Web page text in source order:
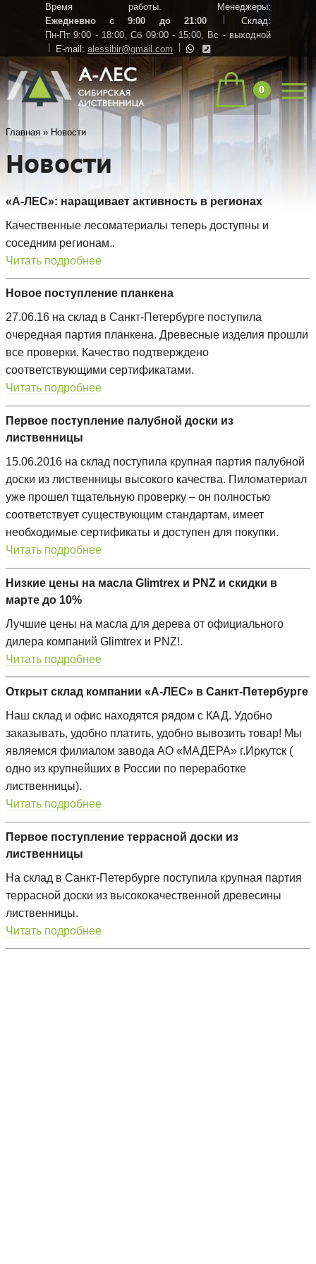
Время работы. Менеджеры:
Ежедневно с 9:00 до 21:00
Склад:
Пн-Пт 9:00 - 18:00, Сб 09:00 - 15:00, Вс - выходной
E-mail: alessibir@gmail.com
0
Главная » Новости
Новости
«А-ЛЕС»: наращивает активность в регионах
Качественные лесоматериалы теперь доступны и
соседним регионам..
Читать подробнее
Новое поступление планкена
27.06.16 на склад в Санкт-Петербурге поступила
очередная партия планкена. Древесные изделия прошли
все проверки. Качество подтверждено
соответствующими сертификатами.
Читать подробнее
Первое поступление палубной доски из
лиственницы
15.06.2016 на склад поступила крупная партия палубной
доски из лиственницы высокого качества. Пиломатериал
уже прошел тщательную проверку – он полностью
соответствует существующим стандартам, имеет
необходимые сертификаты и доступен для покупки.
Читать подробнее
Низкие цены на масла Glimtrex и PNZ и скидки в
марте до 10%
Лучшие цены на масла для дерева от официального
дилера компаний Glimtrex и PNZ!.
Читать подробнее
Открыт склад компании «А-ЛЕС» в Санкт-Петербурге
Наш склад и офис находятся рядом с КАД. Удобно
заказывать, удобно платить, удобно вывозить товар! Мы
являемся филиалом завода АО «МАДЕРА» г.Иркутск (
одно из крупнейших в России по переработке
лиственницы).
Читать подробнее
Первое поступление террасной доски из
лиственницы
На склад в Санкт-Петербурге поступила крупная партия
террасной доски из высококачественной древесины
лиственницы.
Читать подробнее